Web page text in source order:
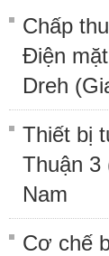
Chấp
Điện
Dreh
Thiết bị
Thuận 3
Nam
Cơ chế